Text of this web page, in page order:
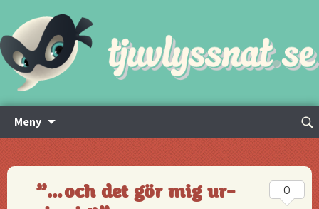
Meny
innehåll
Sök
”…och det gör mig ur-
0